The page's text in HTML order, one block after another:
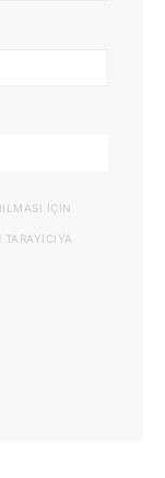
IÇIN